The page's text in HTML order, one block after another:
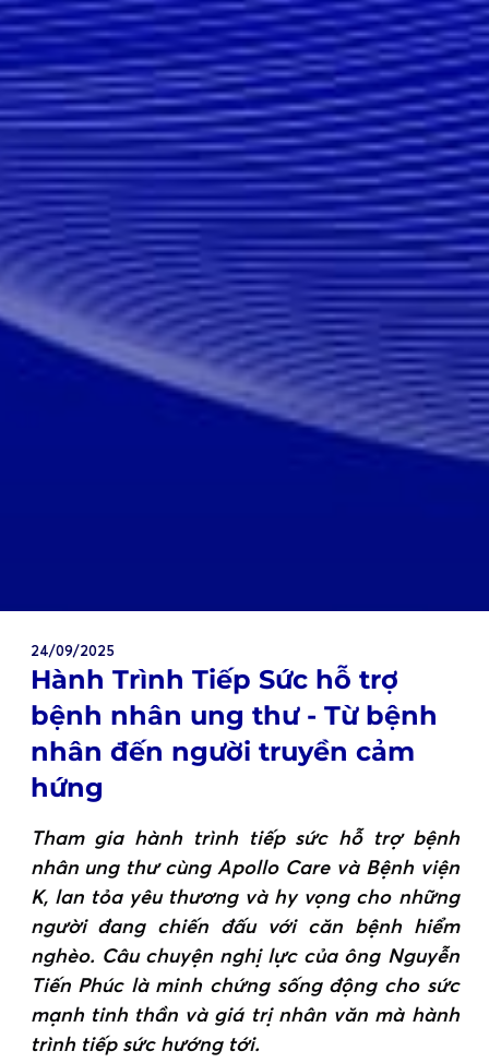
24/09/2025
Hành Trình Tiếp Sức hỗ trợ
bệnh nhân ung thư - Từ bệnh
nhân đến người truyền cảm
hứng
Tham gia hành trình tiếp sức hỗ trợ bệnh
nhân ung thư cùng Apollo Care và Bệnh viện
K, lan tỏa yêu thương và hy vọng cho những
người đang chiến đấu với căn bệnh hiểm
nghèo. Câu chuyện nghị lực của ông Nguyễn
Tiến Phúc là minh chứng sống động cho sức
mạnh tinh thần và giá trị nhân văn mà hành
trình tiếp sức hướng tới.